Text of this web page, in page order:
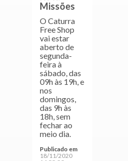
Missões
O Caturra
Free Shop
vai estar
aberto de
segunda-
feira à
sábado, das
09h às 19h, e
nos
domingos,
das 9h às
18h, sem
fechar ao
meio dia.
Publicado em
18/11/2020